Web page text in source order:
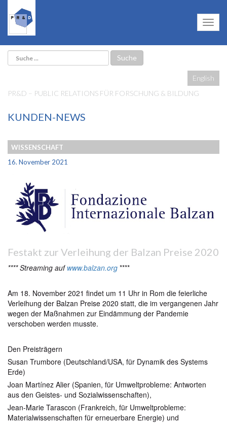
English
PR&D – PUBLIC RELATIONS FÜR FORSCHUNG & BILDUNG
KUNDEN-NEWS
WISSENSCHAFT
16. November 2021
Festakt zur Verleihung der Balzan Preise 2020
****Streaming auf www.balzan.org ****
Am 18. November 2021 findet um 11 Uhr in Rom die feierliche
Verleihung der Balzan Preise 2020 statt, die im vergangenen Jahr
wegen der Maßnahmen zur Eindämmung der Pandemie
verschoben werden musste.
Den Preisträgern
Susan Trumbore (Deutschland/USA, für Dynamik des Systems
Erde)
Joan Martínez Alier (Spanien, für Umweltprobleme: Antworten
aus den Geistes- und Sozialwissenschaften),
Jean-Marie Tarascon (Frankreich, für Umweltprobleme:
Materialwissenschaften für erneuerbare Energie) und